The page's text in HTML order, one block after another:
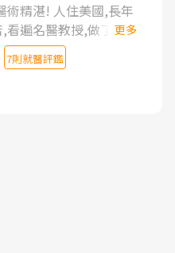
術精湛! 人住美國,長年
看遍名醫教授,做了各種
灸及物理徒手治療都
藥都效果有限,只是壓
嚴重影響生活品質.
主任是頸頭症候群專
更多
7則就醫評鑑